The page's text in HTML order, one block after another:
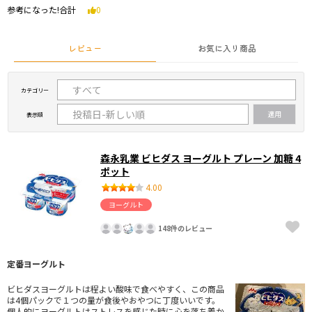
参考になった!合計 0
レビュー お気に入り商品
カテゴリー
表示順
森永乳業 ビヒダス ヨーグルト プレーン 加糖 4
ポット
4.00
ヨーグルト
148件のレビュー
定番ヨーグルト
ビヒダスヨーグルトは程よい酸味で食べやすく、この商品
は4個パックで１つの量が食後やおやつに丁度いいです。